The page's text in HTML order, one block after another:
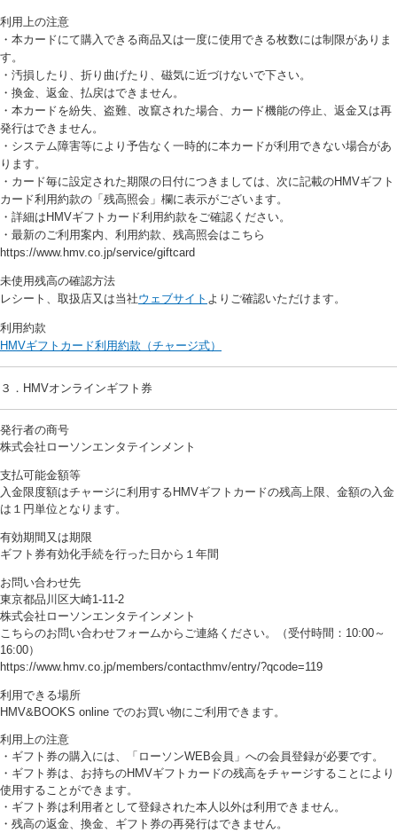
利用上の注意
・本カードにて購入できる商品又は一度に使用できる枚数には制限がありま
す。
・汚損したり、折り曲げたり、磁気に近づけないで下さい。
・換金、返金、払戻はできません。
・本カードを紛失、盗難、改竄された場合、カード機能の停止、返金又は再
発行はできません。
・システム障害等により予告なく一時的に本カードが利用できない場合があ
ります。
・カード毎に設定された期限の日付につきましては、次に記載のHMVギフト
カード利用約款の「残高照会」欄に表示がございます。
・詳細はHMVギフトカード利用約款をご確認ください。
・最新のご利用案内、利用約款、残高照会はこちら
https://www.hmv.co.jp/service/giftcard
未使用残高の確認方法
レシート、取扱店又は当社ウェブサイト よりご確認いただけます。
利用約款
HMVギフトカード利用約款（チャージ式）
３．HMVオンラインギフト券
発行者の商号
株式会社ローソンエンタテインメント
支払可能金額等
入金限度額はチャージに利用するHMVギフトカードの残高上限、金額の入金
は１円単位となります。
有効期間又は期限
ギフト券有効化手続を行った日から１年間
お問い合わせ先
東京都品川区大崎1-11-2
株式会社ローソンエンタテインメント
こちらのお問い合わせフォームからご連絡ください。（受付時間：10:00～
16:00）
https://www.hmv.co.jp/members/contacthmv/entry/?qcode=119
利用できる場所
HMV&BOOKS online でのお買い物にご利用できます。
利用上の注意
・ギフト券の購入には、「ローソンWEB会員」への会員登録が必要です。
・ギフト券は、お持ちのHMVギフトカードの残高をチャージすることにより
使用することができます。
・ギフト券は利用者として登録された本人以外は利用できません。
・残高の返金、換金、ギフト券の再発行はできません。